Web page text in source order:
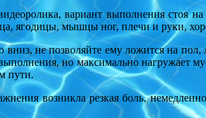
вариант выполнения стоя
ягодицы, мышцы ног, плечи и руки,
не позволяйте ему ложится на пол,
но максимально нагружает
пути.
возникла резкая боль, немедленно